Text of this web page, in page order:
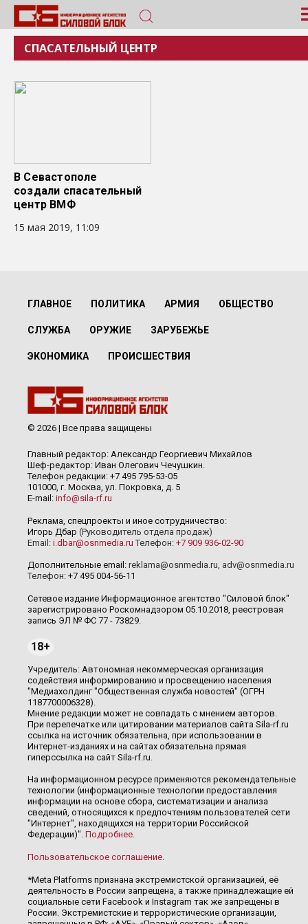
СПАСАТЕЛЬНЫЙ ЦЕНТР
В Севастополе
создали спасательный
центр ВМФ
15 мая 2019, 11:09
ГЛАВНОЕ ПОЛИТИКА АРМИЯ ОБЩЕСТВО
СЛУЖБА ОРУЖИЕ ЗАРУБЕЖЬЕ
ЭКОНОМИКА ПРОИСШЕСТВИЯ
© 2026 | Все права защищены
Главный редактор: Александр Георгиевич Михайлов
Шеф-редактор: Иван Олегович Чечушкин.
Телефон редакции: +7 495 795-53-05
101000, г. Москва, ул. Покровка, д. 5
E-mail: info@sila-rf.ru
Реклама, спецпроекты и иное сотрудничество:
Игорь Дбар (Руководитель отдела продаж)
Email: i.dbar@osnmedia.ru Телефон: +7 909 936-02-90
Дополнительные email: reklama@osnmedia.ru, adv@osnmedia.ru
Телефон: +7 495 004-56-11
Сетевое издание Информационное агентство "Силовой блок"
зарегистрировано Роскомнадзором 05.10.2018, реестровая
запись ЭЛ № ФС 77 - 73829.
18+
Учредитель: Автономная некоммерческая организация
содействия информированию и просвещению населения
"Медиахолдинг "Общественная служба новостей" (ОГРН
1187700006328).
Мнение редакции может не совпадать с мнением авторов.
При перепечатке или цитировании материалов сайта Sila-rf.ru
ссылка на источник обязательна, при использовании в
Интернет-изданиях и на сайтах обязательна прямая
гиперссылка на сайт Sila-rf.ru.
На информационном ресурсе применяются рекомендательные
технологии (информационные технологии предоставления
информации на основе сбора, систематизации и анализа
сведений, относящихся к предпочтениям пользователей сети
"Интернет", находящихся на территории Российской
Федерации)". Подробнее.
Пользовательское соглашение.
*Meta Platforms признана экстремистской организацией, её
деятельность в России запрещена, а также принадлежащие ей
социальные сети Facebook и Instagram так же запрещены в
России. Экстремистские и террористические организации,